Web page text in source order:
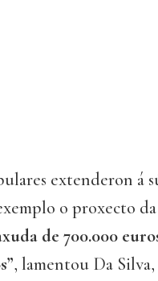
extenderon á
o proxecto
de 700.000
, lamentou Da